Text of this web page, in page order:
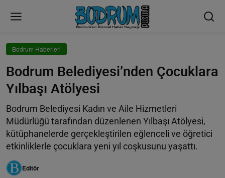
Bodrum Haberleri
Bodrum Belediyesi’nden Çocuklara
Yılbaşı Atölyesi
Bodrum Belediyesi Kadın ve Aile Hizmetleri
Müdürlüğü tarafından düzenlenen Yılbaşı Atölyesi,
kütüphanelerde gerçekleştirilen eğlenceli ve öğretici
etkinliklerle çocuklara yeni yıl coşkusunu yaşattı.
Editör